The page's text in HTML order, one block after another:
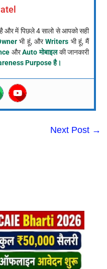
है और में पिछले 4 सालो से आपको सही
भी हूं, औरWriters भी हूं, मैं
औरAuto मोबाइलकी जानकारी
Purpose है।
Next Post →